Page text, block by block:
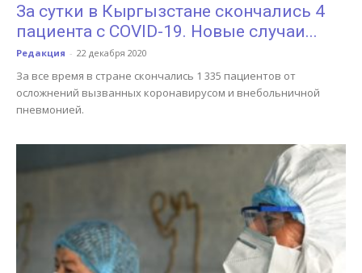
За сутки в Кыргызстане скончались 4
пациента с COVID-19. Новые случаи...
Редакция - 22 декабря 2020
За все время в стране скончались 1 335 пациентов от
осложнений вызванных коронавирусом и внебольничной
пневмонией.